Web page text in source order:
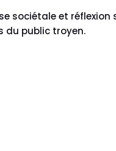
sociétale et réflexion
du public troyen.